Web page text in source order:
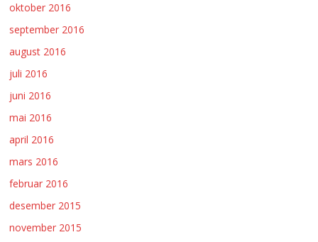
oktober 2016
september 2016
august 2016
juli 2016
juni 2016
mai 2016
april 2016
mars 2016
februar 2016
desember 2015
november 2015